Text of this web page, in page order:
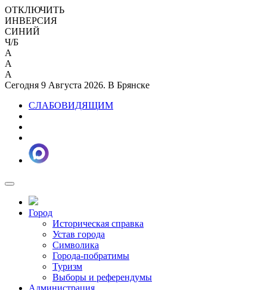
ОТКЛЮЧИТЬ
ИНВЕРСИЯ
СИНИЙ
Ч/Б
A
A
A
Сегодня 9 Августа 2026. В Брянске
СЛАБОВИДЯЩИМ
Город
Историческая справка
Устав города
Символика
Города-побратимы
Туризм
Выборы и референдумы
Администрация